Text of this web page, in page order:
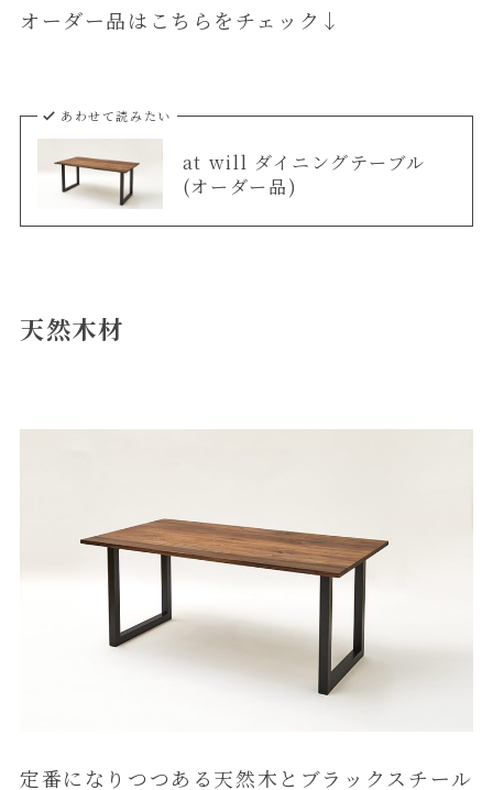
オーダー品はこちらをチェック↓
あわせて読みたい
at will ダイニングテーブル
(オーダー品)
天然木材
定番になりつつある天然木とブラックスチール